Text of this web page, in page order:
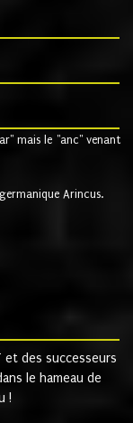
mais le "anc" venant
Arincus.
et des successeurs
le hameau de
!